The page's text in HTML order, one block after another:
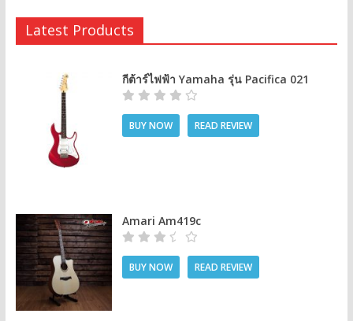
Latest Products
กีต้าร์ไฟฟ้า Yamaha รุ่น Pacifica 021
BUY NOW READ REVIEW
Amari Am419c
BUY NOW READ REVIEW